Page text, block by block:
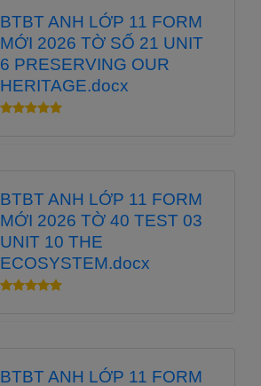
BTBT ANH LỚP 11 FORM
MỚI 2026 TỜ SỐ 21 UNIT
6 PRESERVING OUR
HERITAGE.docx
BTBT ANH LỚP 11 FORM
MỚI 2026 TỜ 40 TEST 03
UNIT 10 THE
ECOSYSTEM.docx
BTBT ANH LỚP 11 FORM